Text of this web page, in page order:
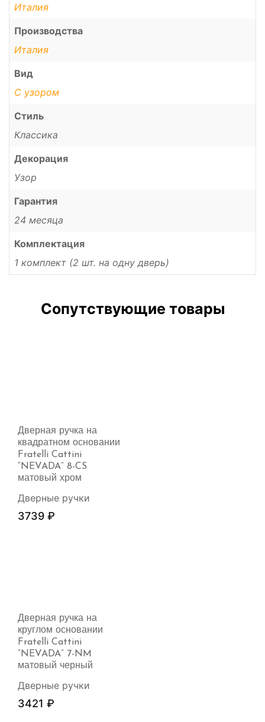
Италия
Производства
Италия
Вид
С узором
Стиль
Классика
Декорация
Узор
Гарантия
24 месяца
Комплектация
1 комплект (2 шт. на одну дверь)
Сопутствующие товары
Дверная ручка на
квадратном основании
Fratelli Cattini
“NEVADA” 8-CS
матовый хром
Дверные ручки
3739 ₽
Дверная ручка на
круглом основании
Fratelli Cattini
“NEVADA” 7-NM
матовый черный
Дверные ручки
3421 ₽